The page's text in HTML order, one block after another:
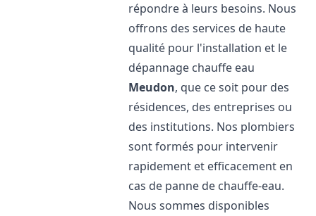
répondre à leurs besoins. Nous
offrons des services de haute
qualité pour l'installation et le
dépannage chauffe eau
Meudon, que ce soit pour des
résidences, des entreprises ou
des institutions. Nos plombiers
sont formés pour intervenir
rapidement et efficacement en
cas de panne de chauffe-eau.
Nous sommes disponibles